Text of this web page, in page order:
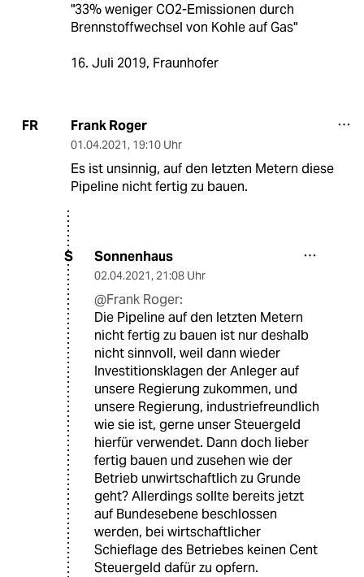
"33% weniger CO2-Emissionen durch
Brennstoffwechsel von Kohle auf Gas"
16. Juli 2019, Fraunhofer
FR Frank Roger
01.04.2021, 19:10 Uhr
Es ist unsinnig, auf den letzten Metern diese
Pipeline nicht fertig zu bauen.
S Sonnenhaus
02.04.2021, 21:08 Uhr
@Frank Roger:
Die Pipeline auf den letzten Metern
nicht fertig zu bauen ist nur deshalb
nicht sinnvoll, weil dann wieder
Investitionsklagen der Anleger auf
unsere Regierung zukommen, und
unsere Regierung, industriefreundlich
wie sie ist, gerne unser Steuergeld
hierfür verwendet. Dann doch lieber
fertig bauen und zusehen wie der
Betrieb unwirtschaftlich zu Grunde
geht? Allerdings sollte bereits jetzt
auf Bundesebene beschlossen
werden, bei wirtschaftlicher
Schieflage des Betriebes keinen Cent
Steuergeld dafür zu opfern.